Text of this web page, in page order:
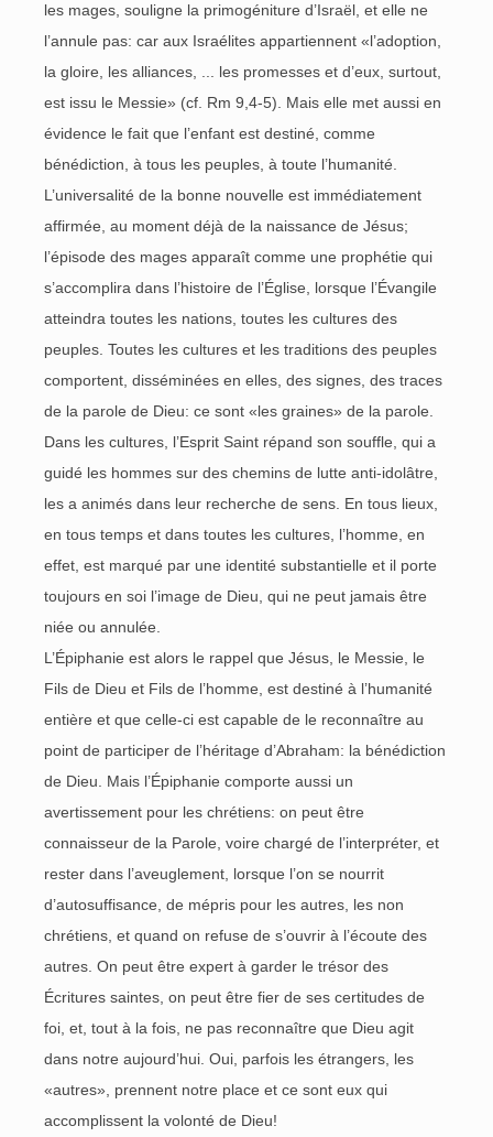
les mages, souligne la primogéniture d’Israël, et elle ne
l’annule pas: car aux Israélites appartiennent «l’adoption,
la gloire, les alliances, ... les promesses et d’eux, surtout,
est issu le Messie» (cf. Rm 9,4-5). Mais elle met aussi en
évidence le fait que l’enfant est destiné, comme
bénédiction, à tous les peuples, à toute l’humanité.
L’universalité de la bonne nouvelle est immédiatement
affirmée, au moment déjà de la naissance de Jésus;
l’épisode des mages apparaît comme une prophétie qui
s’accomplira dans l’histoire de l’Église, lorsque l’Évangile
atteindra toutes les nations, toutes les cultures des
peuples. Toutes les cultures et les traditions des peuples
comportent, disséminées en elles, des signes, des traces
de la parole de Dieu: ce sont «les graines» de la parole.
Dans les cultures, l’Esprit Saint répand son souffle, qui a
guidé les hommes sur des chemins de lutte anti-idolâtre,
les a animés dans leur recherche de sens. En tous lieux,
en tous temps et dans toutes les cultures, l’homme, en
effet, est marqué par une identité substantielle et il porte
toujours en soi l’image de Dieu, qui ne peut jamais être
niée ou annulée.
L’Épiphanie est alors le rappel que Jésus, le Messie, le
Fils de Dieu et Fils de l’homme, est destiné à l’humanité
entière et que celle-ci est capable de le reconnaître au
point de participer de l’héritage d’Abraham: la bénédiction
de Dieu. Mais l’Épiphanie comporte aussi un
avertissement pour les chrétiens: on peut être
connaisseur de la Parole, voire chargé de l’interpréter, et
rester dans l’aveuglement, lorsque l’on se nourrit
d’autosuffisance, de mépris pour les autres, les non
chrétiens, et quand on refuse de s’ouvrir à l’écoute des
autres. On peut être expert à garder le trésor des
Écritures saintes, on peut être fier de ses certitudes de
foi, et, tout à la fois, ne pas reconnaître que Dieu agit
dans notre aujourd’hui. Oui, parfois les étrangers, les
«autres», prennent notre place et ce sont eux qui
accomplissent la volonté de Dieu!